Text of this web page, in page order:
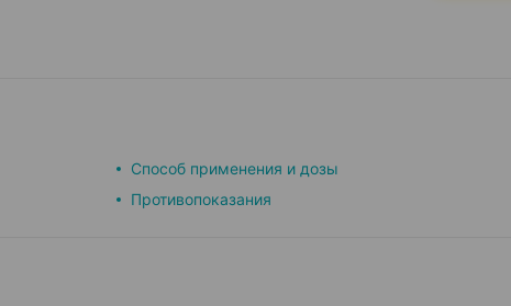
Способ применения и дозы
Противопоказания